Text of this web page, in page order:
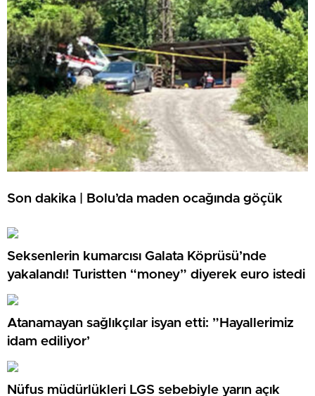
Son dakika | Bolu’da maden ocağında göçük
Seksenlerin kumarcısı Galata Köprüsü’nde
yakalandı! Turistten “money” diyerek euro istedi
Atanamayan sağlıkçılar isyan etti: ”Hayallerimiz
idam ediliyor’
Nüfus müdürlükleri LGS sebebiyle yarın açık